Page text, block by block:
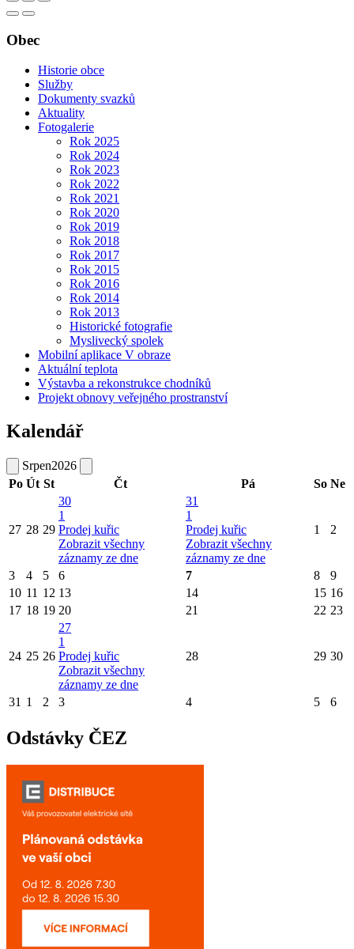
Obec
Historie obce
Služby
Dokumenty svazků
Aktuality
Fotogalerie
Rok 2025
Rok 2024
Rok 2023
Rok 2022
Rok 2021
Rok 2020
Rok 2019
Rok 2018
Rok 2017
Rok 2015
Rok 2016
Rok 2014
Rok 2013
Historické fotografie
Myslivecký spolek
Mobilní aplikace V obraze
Aktuální teplota
Výstavba a rekonstrukce chodníků
Projekt obnovy veřejného prostranství
Kalendář
Srpen2026
Po Út St Čt Pá So Ne
27 28 29
30
1
Prodej kuřic
Zobrazit všechny
záznamy ze dne
31
1
Prodej kuřic
Zobrazit všechny
záznamy ze dne
1 2
3 4 5 6 7 8
9
10 11 12 13 14 15 16
17 18 19 20 21 22 23
24 25 26
27
1
Prodej kuřic
Zobrazit všechny
záznamy ze dne
28 29 30
31 1 2 3 4 5 6
Odstávky ČEZ